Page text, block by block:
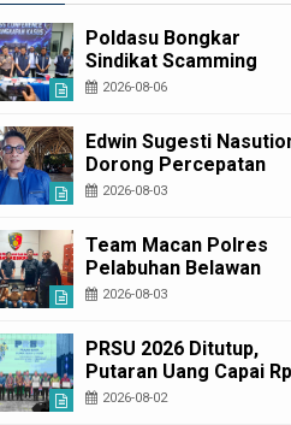
Poldasu Bongkar
Sindikat Scamming
Internasional di
Korban Rugi Rp6,7
2026-08-06
Edwin Sugesti
Dorong Percepatan
Perda PBG Guna
Layanan Cepat dan
Murah
2026-08-03
Team Macan Polres
Pelabuhan Belawan
Amankan Tiga Anggota
Pasar 9
2026-08-03
PRSU 2026 Ditutup,
Putaran Uang Capai
Miliar
2026-08-02